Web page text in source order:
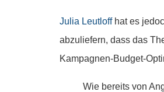
Julia Leutloffhat es
abzuliefern, dass das
Kampagnen-Budget-
Wie bereits von